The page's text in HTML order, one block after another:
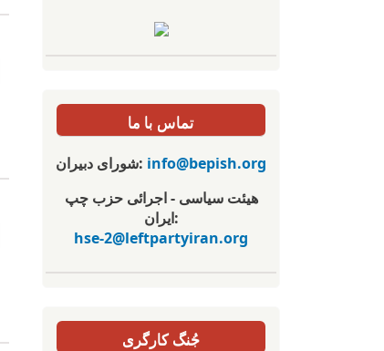
تماس با ما
شورای دبیران: info@bepish.org
هیئت سیاسی - اجرائی حزب چپ
ایران:
hse-2@leftpartyiran.org
جُنگ کارگری